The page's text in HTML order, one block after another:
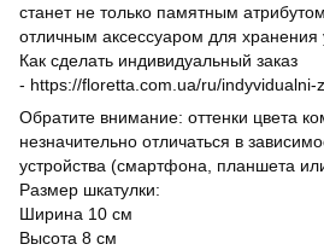
станет не только памятным
отличным аксессуаром для
Как сделать индивидуальный заказ
- https://floretta.com.ua/ru/indyvidualni-
Обратите внимание: оттенки цвета
незначительно отличаться в
устройства (смартфона, планшета
Размер шкатулки:
Ширина 10 см
Высота 8 см